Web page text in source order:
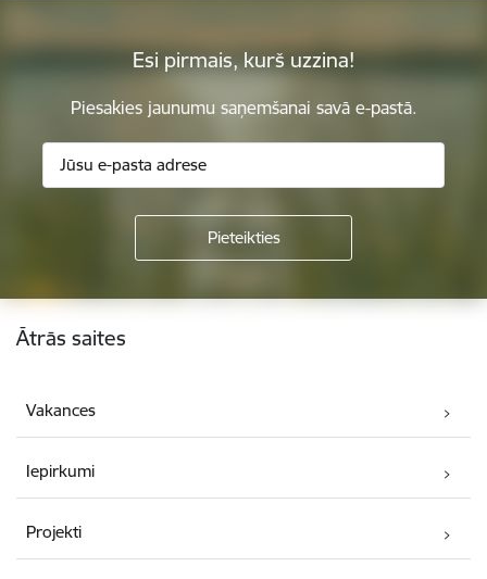
Esi pirmais, kurš uzzina!
Piesakies jaunumu saņemšanai savā e-pastā.
Kājene
Ātrās saites
Vakances
Iepirkumi
Projekti